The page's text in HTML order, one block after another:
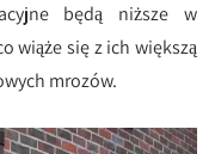
będą niższe w
wiąże się z ich większą
mrozów.